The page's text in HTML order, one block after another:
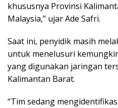
khususnya Provinsi
Malaysia,” ujar Ade Safri.
Saat ini, penyidik masih
untuk menelusuri
yang digunakan jaringan
Kalimantan Barat.
“Tim sedang